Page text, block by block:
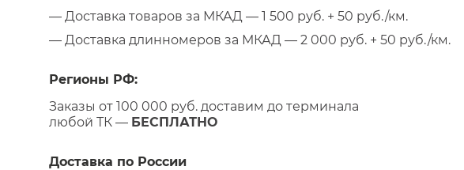
— Доставка товаров за МКАД — 1 500 руб. + 50 руб./км.
— Доставка длинномеров за МКАД — 2 000 руб. + 50 руб./км.
Регионы РФ:
Заказы от 100 000 руб. доставим до терминала
любой ТК — БЕСПЛАТНО
Доставка по России